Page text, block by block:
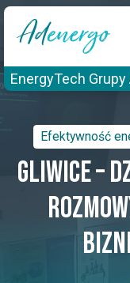
EnergyTech Grupy
Efektywność
Gliwice –